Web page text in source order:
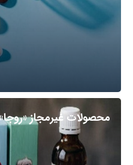
محصولات غیرمجاز